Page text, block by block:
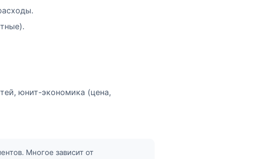
юнит-экономика (цена,
Многое зависит от